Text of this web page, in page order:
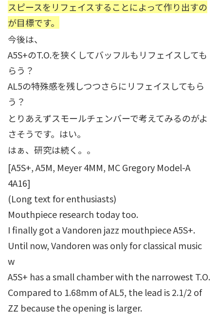
スピースをリフェイスすることによって作り出すの
が目標です。
今後は、
A5S+のT.O.を狭くしてバッフルもリフェイスしても
らう？
AL5の特殊感を残しつつさらにリフェイスしてもら
う？
とりあえずスモールチェンバーで考えてみるのがよ
さそうです。はい。
はぁ、研究は続く。。
[A5S+, A5M, Meyer 4MM, MC Gregory Model-A
4A16]
(Long text for enthusiasts)
Mouthpiece research today too.
I finally got a Vandoren jazz mouthpiece A5S+.
Until now, Vandoren was only for classical music
w
A5S+ has a small chamber with the narrowest T.O.
Compared to 1.68mm of AL5, the lead is 2.1/2 of
ZZ because the opening is larger.